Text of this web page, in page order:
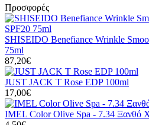
Προσφορές
SHISEIDO Benefiance Wrinkle
75ml
87,20€
JUST JACK T Rose EDP 100ml
17,00€
IMEL Color Olive Spa - 7.34 Ξανθό